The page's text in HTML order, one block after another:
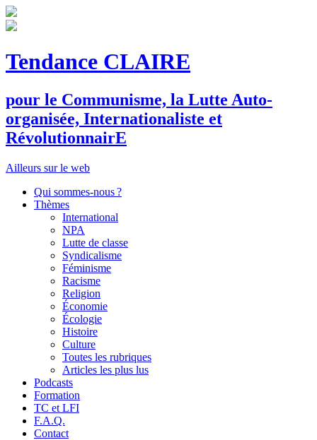
Tendance CLAIRE
pour le Communisme, la Lutte Auto-
organisée, Internationaliste et
RévolutionnairE
Ailleurs sur le web
Qui sommes-nous ?
Thèmes
International
NPA
Lutte de classe
Syndicalisme
Féminisme
Racisme
Religion
Économie
Écologie
Histoire
Culture
Toutes les rubriques
Articles les plus lus
Podcasts
Formation
TC et LFI
F.A.Q.
Contact